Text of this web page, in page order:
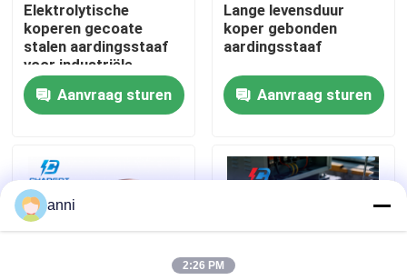
Kwaliteitscontrole
Contacteer ons
nieuws
Alle Gevallen
Vraag een offerte aan
Elektrolytische
koperen gecoate
stalen aardingsstaaf
voor industriële
aardingsprojecten
Aanvraag sturen
Lange levensduur
koper gebonden
aardingsstaaf
Aanvraag sturen
anni
2:26 PM